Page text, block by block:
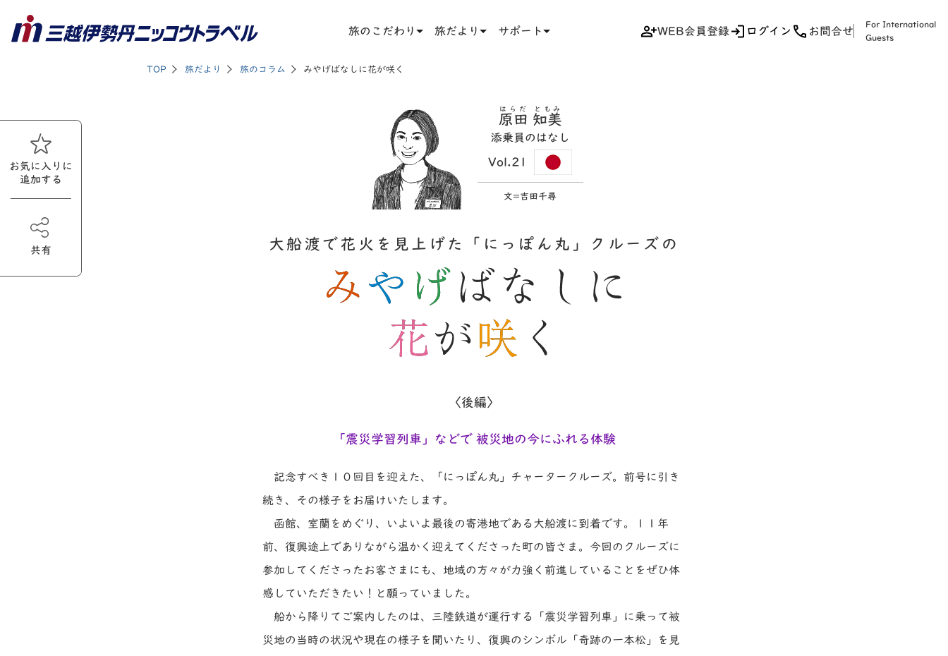
旅のこだわり 旅だより サポート WEB会員登録 ログイン お問合せ
For International
Guests
お気に入りに
追加する
共有
TOP 旅だより 旅のコラム みやげばなしに花が咲く
原田 知美
はらだ ともみ
添乗員のはなし
Vol.21
文=吉田千尋
大船渡で花火を見上げた「にっぽん丸」クルーズの
〈後編〉
「震災学習列車」などで 被災地の今にふれる体験
記念すべき１０回目を迎えた、「にっぽん丸」チャータークルーズ。前号に引き
続き、その様子をお届けいたします。
函館、室蘭をめぐり、いよいよ最後の寄港地である大船渡に到着です。１１年
前、復興途上でありながら温かく迎えてくださった町の皆さま。今回のクルーズに
参加してくださったお客さまにも、地域の方々が力強く前進していることをぜひ体
感していただきたい！と願っていました。
船から降りてご案内したのは、三陸鉄道が運行する「震災学習列車」に乗って被
災地の当時の状況や現在の様子を聞いたり、復興のシンボル「奇跡の一本松」を見